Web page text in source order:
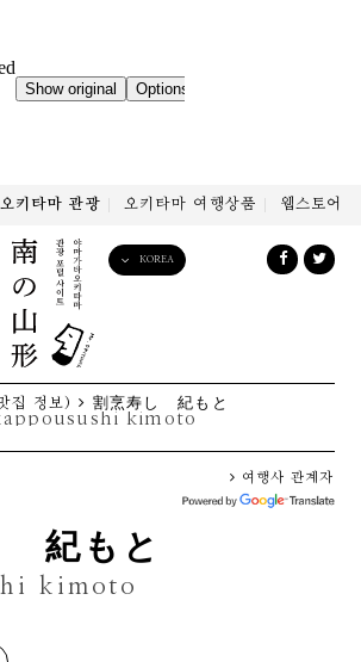
오키타마 관광 오키타마 여행상품 웹스토어
KOREA
繁體中文
집 정보) 割烹寿し 紀もと
kimoto
여행사 관계자
紀もと
kimoto